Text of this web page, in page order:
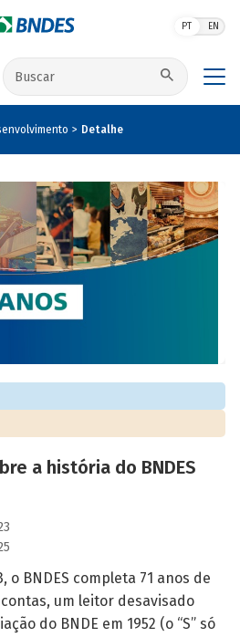
PT EN
Buscar no site
Detalhe
a história do BNDES
o BNDES completa 71 anos de
um leitor desavisado
do BNDE em 1952 (o “S” só